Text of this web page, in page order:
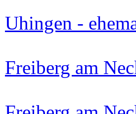
Uhingen -
Freiberg am